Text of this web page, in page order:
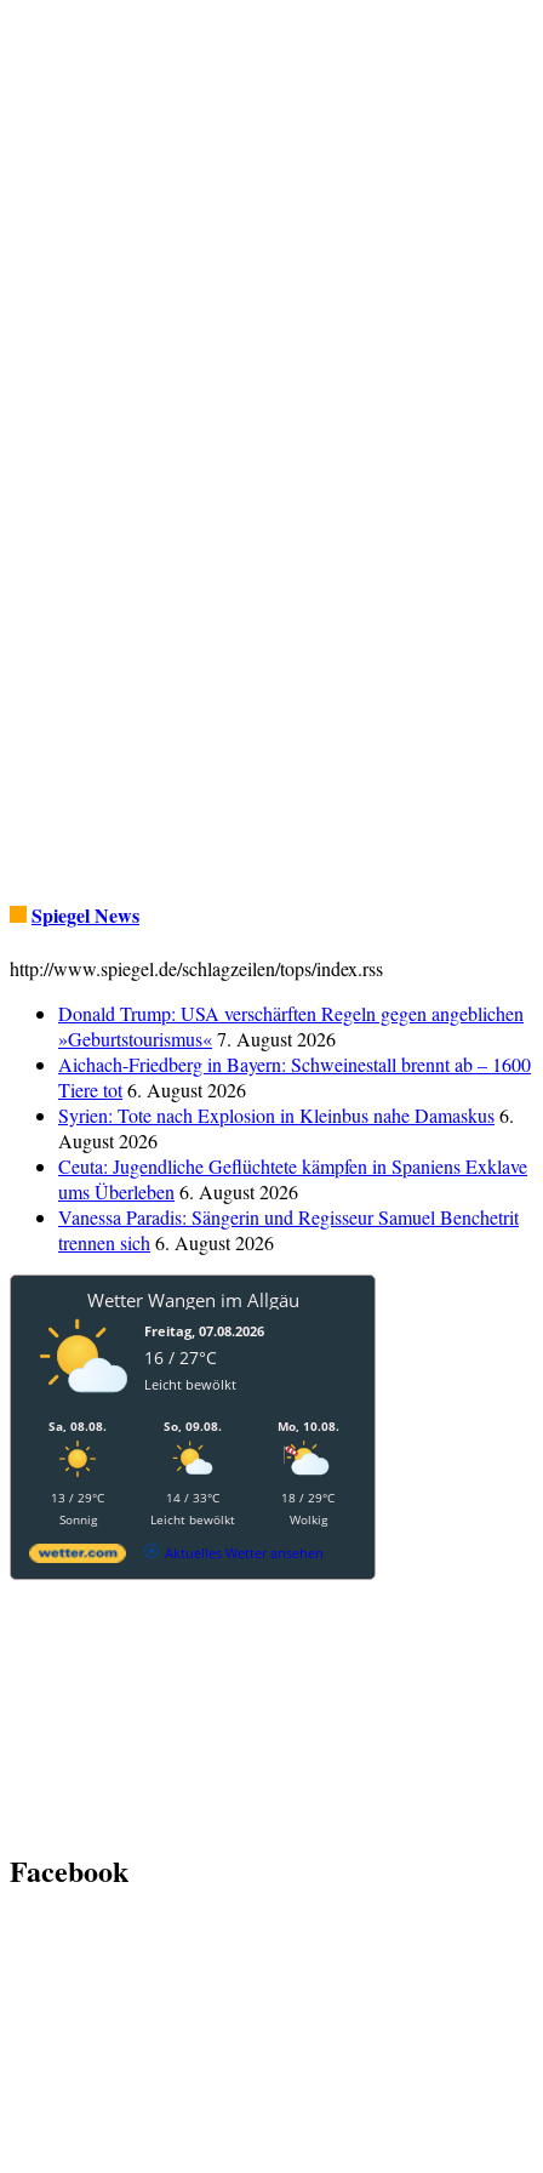
Spiegel News
http://www.spiegel.de/schlagzeilen/tops/index.rss
Donald Trump: USA verschärften Regeln gegen angeblichen
»Geburtstourismus«7. August 2026
Aichach-Friedberg in Bayern: Schweinestall brennt ab – 1600
Tiere tot6. August 2026
Syrien: Tote nach Explosion in Kleinbus nahe Damaskus6.
August 2026
Ceuta: Jugendliche Geflüchtete kämpfen in Spaniens Exklave
ums Überleben 6. August 2026
Vanessa Paradis: Sängerin und Regisseur Samuel Benchetrit
trennen sich 6. August 2026
Wetter Wangen im Allgäu
Freitag, 07.08.2026
16 / 27°C
Leicht bewölkt
Sa, 08.08.
13 / 29°C
Sonnig
So, 09.08.
14 / 33°C
Leicht bewölkt
Mo, 10.08.
18 / 29°C
Wolkig
Aktuelles Wetter ansehen
Facebook